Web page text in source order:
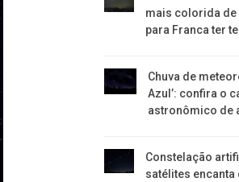
mais colorida de
para Franca ter
Chuva de
Azul’: confira o
astronômico de
Constelação
satélites encanta